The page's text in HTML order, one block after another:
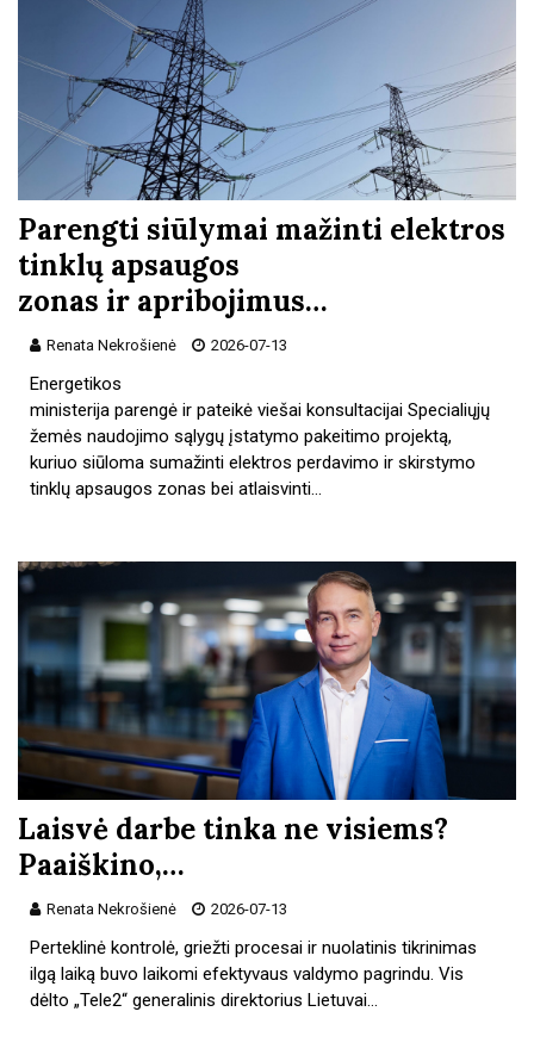
Parengti siūlymai mažinti elektros
tinklų apsaugos
zonas ir apribojimus…
Renata Nekrošienė 2026-07-13
Energetikos
ministerija parengė ir pateikė viešai konsultacijai Specialiųjų
žemės naudojimo sąlygų įstatymo pakeitimo projektą,
kuriuo siūloma sumažinti elektros perdavimo ir skirstymo
tinklų apsaugos zonas bei atlaisvinti…
Laisvė darbe tinka ne visiems?
Paaiškino,…
Renata Nekrošienė 2026-07-13
Perteklinė kontrolė, griežti procesai ir nuolatinis tikrinimas
ilgą laiką buvo laikomi efektyvaus valdymo pagrindu. Vis
dėlto „Tele2“ generalinis direktorius Lietuvai…